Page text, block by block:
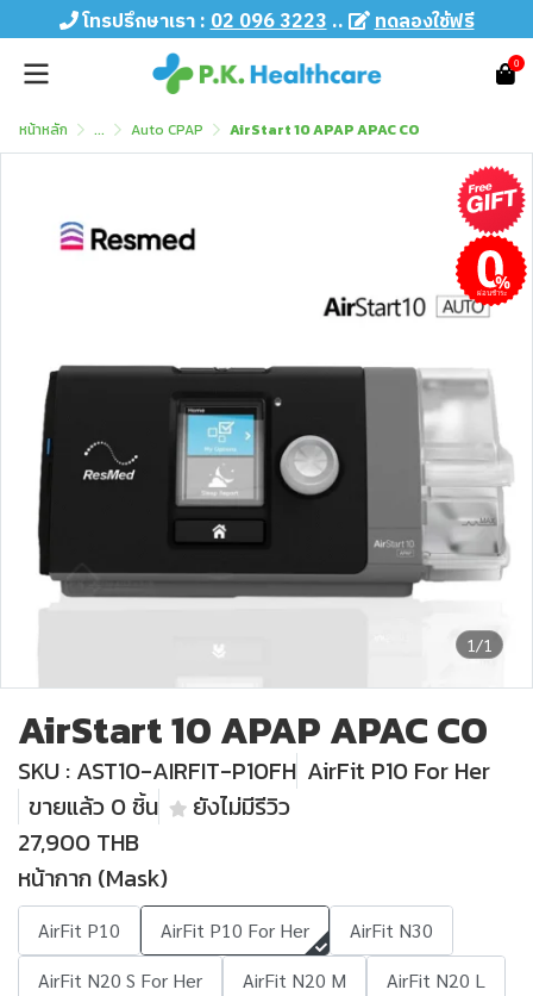
โทรปรึกษาเรา :02 096 3223.. ทดลองใช้ฟรี
0
หน้าหลัก ... Auto CPAP AirStart 10 APAP APAC CO
1/1
ผ่อนชำระ
AirStart 10 APAP APAC CO
SKU : AST10-AIRFIT-P10FH AirFit P10 For Her
ขายแล้ว 0 ชิ้น
ยังไม่มีรีวิว
27,900 THB
หน้ากาก (Mask)
AirFit P10 AirFit P10 For Her
AirFit N30
AirFit N20 S For Her
AirFit N20 M
AirFit N20 L